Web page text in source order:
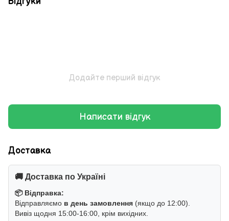
Додайте перший відгук
Написати відгук
Доставка
🚚 Доставка по Україні
📦 Відправка:
Відправляємо в день замовлення (якщо до 12:00).
Вивіз щодня 15:00-16:00, крім вихідних.